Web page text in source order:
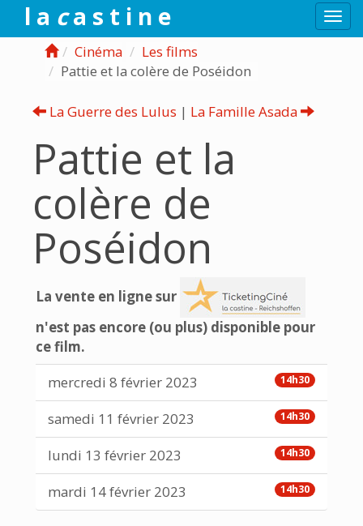
l a ca s t i n e
Cinéma
Les films
Pattie et la colère de Poséidon
La Guerre des Lulus | La Famille Asada
Pattie et la
colère de
Poséidon
La vente en ligne sur
n'est pas encore (ou plus) disponible pour
ce film.
14h30
mercredi 8 février 2023
14h30
samedi 11 février 2023
14h30
lundi 13 février 2023
14h30
mardi 14 février 2023